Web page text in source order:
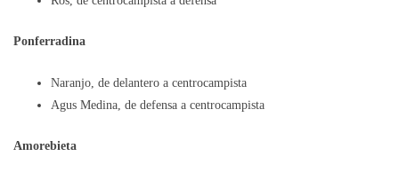
Ponferradina
Naranjo, de delantero a centrocampista
Agus Medina, de defensa a centrocampista
Amorebieta